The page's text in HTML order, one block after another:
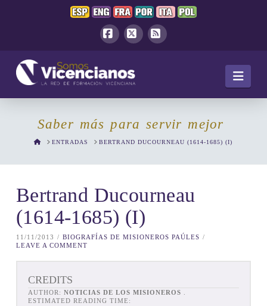
Saber más para servir mejor
HOMEENTRADAS BERTRAND DUCOURNEAU (1614-1685) (I)
Bertrand Ducourneau
(1614-1685) (I)
11/11/2013
BIOGRAFÍAS DE MISIONEROS PAÚLES
LEAVE A COMMENT
CREDITS
AUTHOR: NOTICIAS DE LOS MISIONEROS
ESTIMATED READING TIME: